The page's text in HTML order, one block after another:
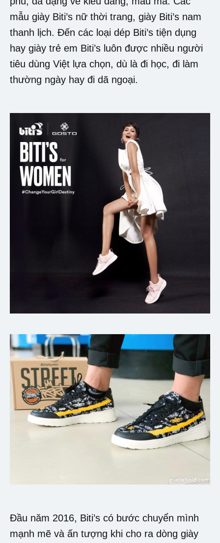
mẫu giày Biti’s nữ thời trang, giày Biti’s nam
thanh lịch. Đến các loại dép Biti’s tiện dụng
hay giày trẻ em Biti’s luôn được nhiều người
tiêu dùng Việt lựa chọn, dù là đi học, đi làm
thường ngày hay đi dã ngoại.
Đầu năm 2016, Biti’s có bước chuyển mình
mạnh mẽ và ấn tượng khi cho ra dòng giày